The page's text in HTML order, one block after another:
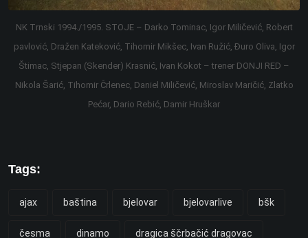
NK Trnski 1994./1995. STOJE – Darko Tominac, Igor Miličević, Robert
pavlović, Dražen Kateković, Tihomir Mikšec, Ivan Ružić, Đuro Oliva, Igor
Štimac, Stjepan (Skender) Krasnić, Ivan Kokot – trener DONJI RED –
Nikola Šarić, Tihomir Črlenec, Daniel Miličević, Miroslav Maričić, Zlatko
Pećar, Dario Rebić, Damir Hruškar
Tags:
ajax baština bjelovar bjelovarlive bšk
česma dinamo dragica ščrbačić dragovac